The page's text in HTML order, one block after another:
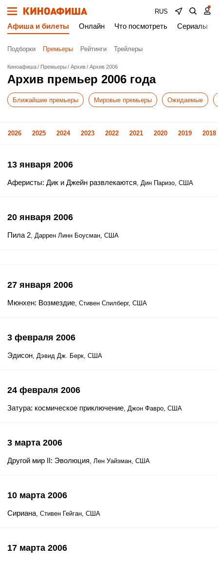
RUS
Афиша и билеты Онлайн Что посмотреть Сериалы
Подборки Премьеры Рейтинги Трейлеры
Киноафиша Премьеры Архив Архив 2006
Архив премьер 2006 года
Ближайшие премьеры Мировые премьеры Ожидаемые
2026 2025 2024 2023 2022 2021 2020 2019 2018
13 января 2006
Аферисты: Дик и Джейн развлекаются, Дин Паризо, США
20 января 2006
Пила 2, Даррен Линн Боусман, США
27 января 2006
Мюнхен: Возмездие, Стивен Спилберг, США
3 февраля 2006
Эдисон, Дэвид Дж. Берк, США
24 февраля 2006
Затура: космическое приключение, Джон Фавро, США
3 марта 2006
Другой мир II: Эволюция, Лен Уайзман, США
10 марта 2006
Сириана, Стивен Гейган, США
17 марта 2006